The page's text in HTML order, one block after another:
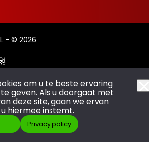
- © 2026
om u te beste ervaring
geven. Als u doorgaat met
deze site, gaan we ervan
hiermee instemt.
Privacy policy